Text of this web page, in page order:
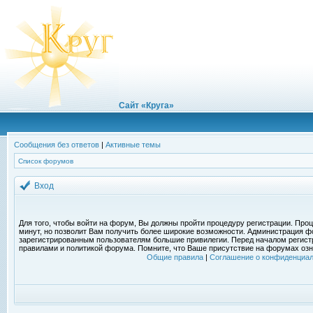
Сайт «Круга»
Сообщения без ответов | Активные темы
Список форумов
Вход
Для того, чтобы войти на форум, Вы должны пройти процедуру регистрации.
минут, но позволит Вам получить более широкие возможности. Администрация
зарегистрированным пользователям большие привилегии. Перед началом
правилами и политикой форума. Помните, что Ваше присутствие на форумах
Общие правила| Соглашение о